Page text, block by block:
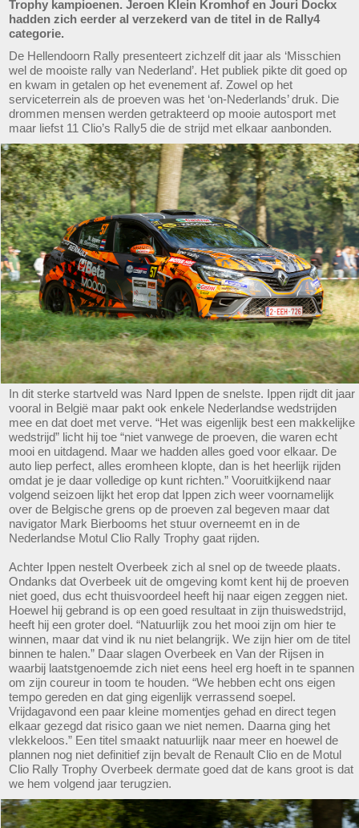
Trophy kampioenen. Jeroen Klein Kromhof en Jouri Dockx
hadden zich eerder al verzekerd van de titel in de Rally4
categorie.
De Hellendoorn Rally presenteert zichzelf dit jaar als ‘Misschien
wel de mooiste rally van Nederland’. Het publiek pikte dit goed op
en kwam in getalen op het evenement af. Zowel op het
serviceterrein als de proeven was het ‘on-Nederlands’ druk. Die
drommen mensen werden getrakteerd op mooie autosport met
maar liefst 11 Clio’s Rally5 die de strijd met elkaar aanbonden.
In dit sterke startveld was Nard Ippen de snelste. Ippen rijdt dit jaar
vooral in België maar pakt ook enkele Nederlandse wedstrijden
mee en dat doet met verve. “Het was eigenlijk best een makkelijke
wedstrijd” licht hij toe “niet vanwege de proeven, die waren echt
mooi en uitdagend. Maar we hadden alles goed voor elkaar. De
auto liep perfect, alles eromheen klopte, dan is het heerlijk rijden
omdat je je daar volledige op kunt richten.” Vooruitkijkend naar
volgend seizoen lijkt het erop dat Ippen zich weer voornamelijk
over de Belgische grens op de proeven zal begeven maar dat
navigator Mark Bierbooms het stuur overneemt en in de
Nederlandse Motul Clio Rally Trophy gaat rijden.
Achter Ippen nestelt Overbeek zich al snel op de tweede plaats.
Ondanks dat Overbeek uit de omgeving komt kent hij de proeven
niet goed, dus echt thuisvoordeel heeft hij naar eigen zeggen niet.
Hoewel hij gebrand is op een goed resultaat in zijn thuiswedstrijd,
heeft hij een groter doel. “Natuurlijk zou het mooi zijn om hier te
winnen, maar dat vind ik nu niet belangrijk. We zijn hier om de titel
binnen te halen.” Daar slagen Overbeek en Van der Rijsen in
waarbij laatstgenoemde zich niet eens heel erg hoeft in te spannen
om zijn coureur in toom te houden. “We hebben echt ons eigen
tempo gereden en dat ging eigenlijk verrassend soepel.
Vrijdagavond een paar kleine momentjes gehad en direct tegen
elkaar gezegd dat risico gaan we niet nemen. Daarna ging het
vlekkeloos.” Een titel smaakt natuurlijk naar meer en hoewel de
plannen nog niet definitief zijn bevalt de Renault Clio en de Motul
Clio Rally Trophy Overbeek dermate goed dat de kans groot is dat
we hem volgend jaar terugzien.